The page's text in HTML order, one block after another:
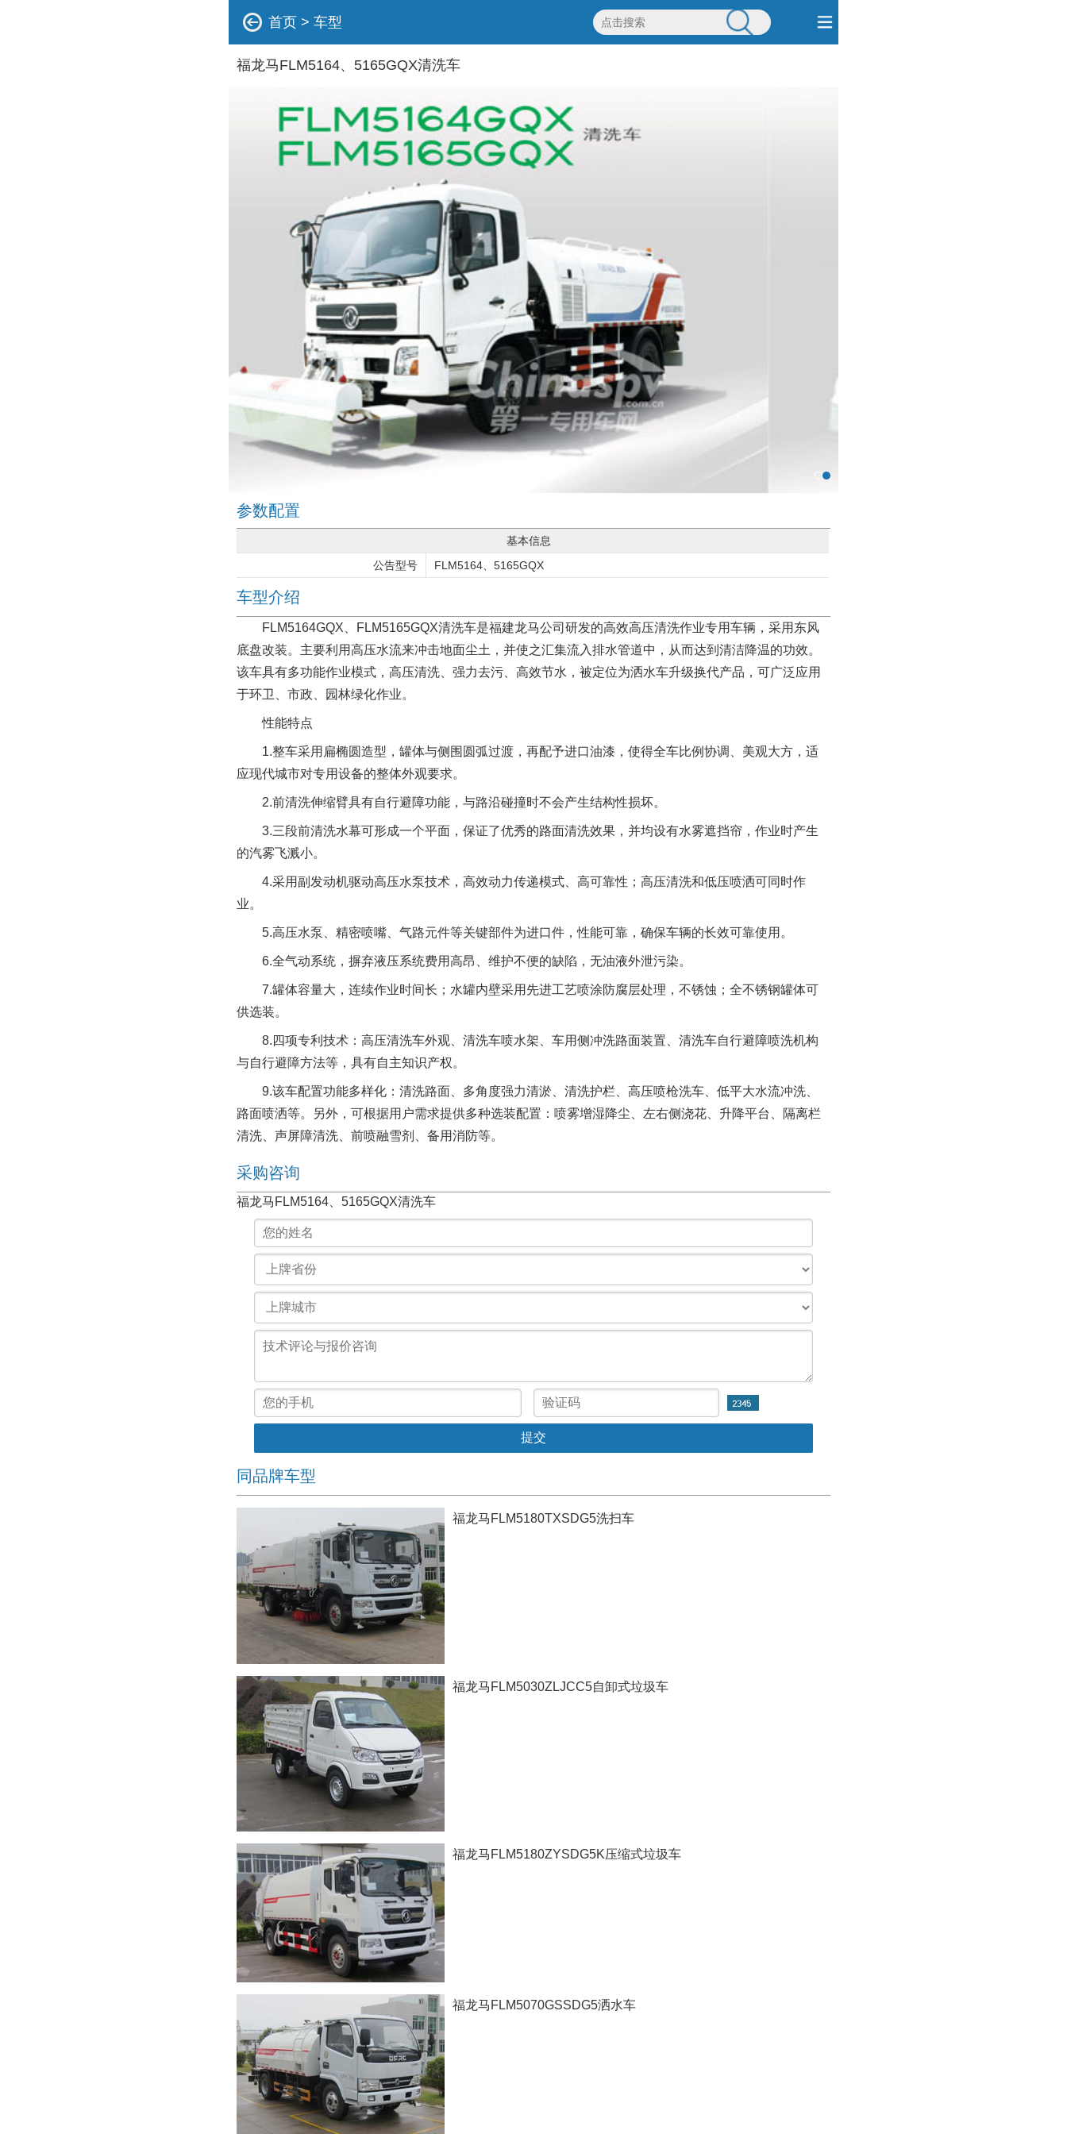
首页 > 车型
福龙马FLM5164、5165GQX清洗车
参数配置
基本信息
公告型号
FLM5164、5165GQX
车型介绍
FLM5164GQX、FLM5165GQX清洗车是福建龙马公司研发的高效高压清洗作业专用车辆，采用东风
底盘改装。主要利用高压水流来冲击地面尘土，并使之汇集流入排水管道中，从而达到清洁降温的功效。
该车具有多功能作业模式，高压清洗、强力去污、高效节水，被定位为洒水车升级换代产品，可广泛应用
于环卫、市政、园林绿化作业。
性能特点
1.整车采用扁椭圆造型，罐体与侧围圆弧过渡，再配予进口油漆，使得全车比例协调、美观大方，适
应现代城市对专用设备的整体外观要求。
2.前清洗伸缩臂具有自行避障功能，与路沿碰撞时不会产生结构性损坏。
3.三段前清洗水幕可形成一个平面，保证了优秀的路面清洗效果，并均设有水雾遮挡帘，作业时产生
的汽雾飞溅小。
4.采用副发动机驱动高压水泵技术，高效动力传递模式、高可靠性；高压清洗和低压喷洒可同时作
业。
5.高压水泵、精密喷嘴、气路元件等关键部件为进口件，性能可靠，确保车辆的长效可靠使用。
6.全气动系统，摒弃液压系统费用高昂、维护不便的缺陷，无油液外泄污染。
7.罐体容量大，连续作业时间长；水罐内壁采用先进工艺喷涂防腐层处理，不锈蚀；全不锈钢罐体可
供选装。
8.四项专利技术：高压清洗车外观、清洗车喷水架、车用侧冲洗路面装置、清洗车自行避障喷洗机构
与自行避障方法等，具有自主知识产权。
9.该车配置功能多样化：清洗路面、多角度强力清淤、清洗护栏、高压喷枪洗车、低平大水流冲洗、
路面喷洒等。另外，可根据用户需求提供多种选装配置：喷雾增湿降尘、左右侧浇花、升降平台、隔离栏
清洗、声屏障清洗、前喷融雪剂、备用消防等。
采购咨询
福龙马FLM5164、5165GQX清洗车
同品牌车型
福龙马FLM5180TXSDG5洗扫车
福龙马FLM5030ZLJCC5自卸式垃圾车
福龙马FLM5180ZYSDG5K压缩式垃圾车
福龙马FLM5070GSSDG5洒水车